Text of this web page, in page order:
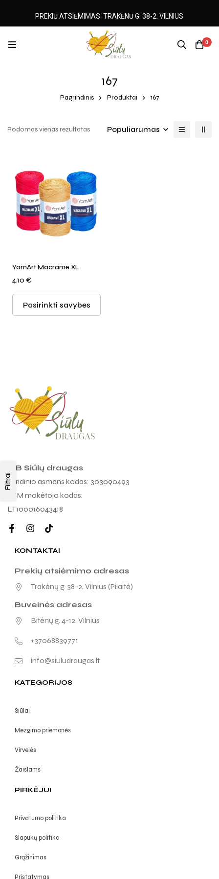
0
167
Pagrindinis Produktai 167
Filtrai
Rodomas vienas rezultatas Populiarumas
YarnArt Macrame XL
4,10 €
Pasirinkti savybes
MB Siūlų draugas
Juridinio asmens kodas: 303090493
PVM mokėtojo kodas:
LT100016043418
KONTAKTAI
Prekių atsiėmimo adresas
Trakėnų g. 38-2, Vilnius (Pilaitė)
Buveinės adresas
Bitėnų g. 4-12, Vilnius
+37068839771
info@siuludraugas.lt
KATEGORIJOS
Siūlai
Mezgimo priemonės
Virvelės
Žaislams
PIRKĖJUI
Privatumo politika
Slapukų politika
Grąžinimas
Pristatymas
PREKIŲ ATSIĖMIMAS: TRAKĖNŲ G. 38-2, VILNIUS